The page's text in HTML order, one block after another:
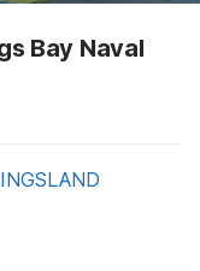
Bay Naval